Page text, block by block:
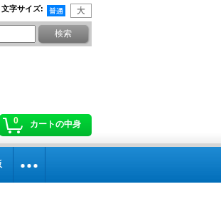
文字サイズ:
0 カートの中身